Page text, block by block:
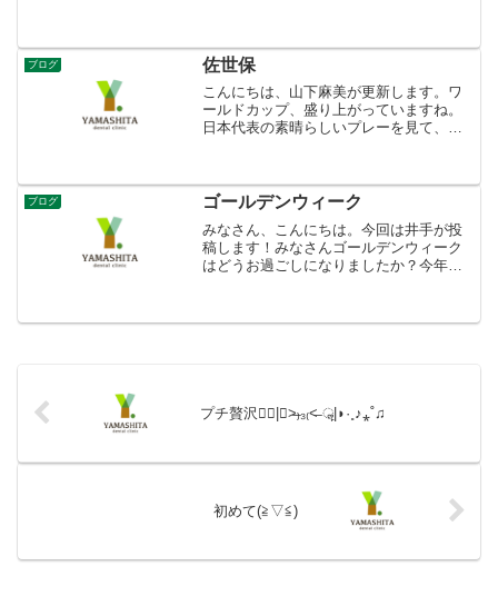
いしいご飯のためだ！...
ブログ 佐世保
こんにちは、山下麻美が更新します。ワ
ールドカップ、盛り上がっていますね。
日本代表の素晴らしいプレーを見て、感
紹介。長崎県佐世保市海が近いので、船
やヨット、カヌーなど、海...
ブログ ゴールデンウィーク
みなさん、こんにちは。今回は井手が投
稿します！みなさんゴールデンウィーク
はどうお過ごしになりましたか？今年は
プチ贅沢◖ฺ|⌯˃̶₎₃₍˂̶ ॣ|◗·˳♪⁎˚♫
初めて(≧▽≦)